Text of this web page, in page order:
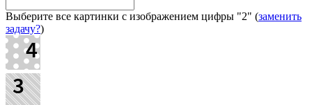
Выберите все картинки с изображением цифры "2" (заменить
задачу?)